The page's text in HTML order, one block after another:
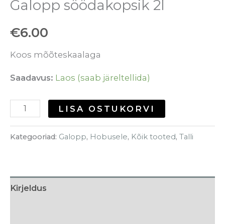
Galopp söödakopsik 2l
€6.00
Koos mõõteskaalaga
Saadavus: Laos (saab järeltellida)
LISA OSTUKORVI
Kategooriad: Galopp, Hobusele, Kõik tooted, Talli
Kirjeldus